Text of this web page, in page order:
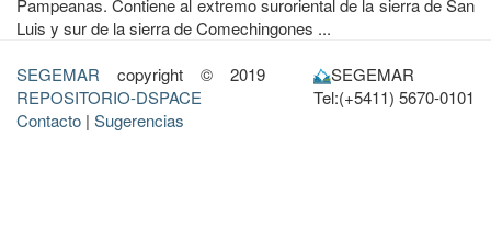
Pampeanas. Contiene al extremo suroriental de la sierra de San
Luis y sur de la sierra de Comechingones ...
SEGEMAR copyright © 2019
REPOSITORIO-DSPACE
Contacto | Sugerencias
SEGEMAR
Tel:(+5411) 5670-0101